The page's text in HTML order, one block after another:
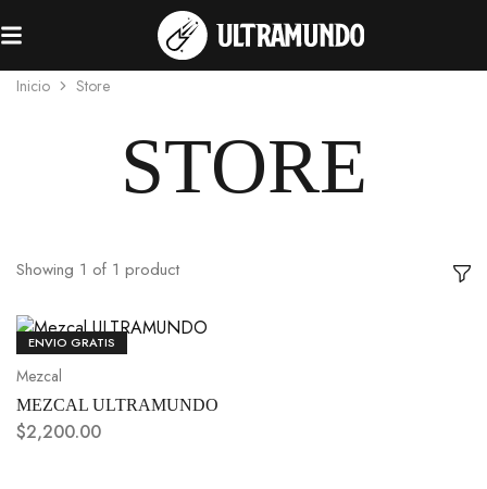
Inicio Store
STORE
Showing 1 of 1 product
ENVIO GRATIS
Mezcal
MEZCAL ULTRAMUNDO
$2,200.00